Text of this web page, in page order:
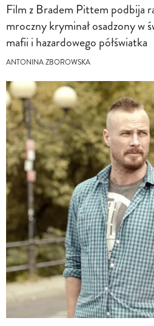
Film z Bradem Pittem podbija
mroczny kryminał osadzony w
mafii i hazardowego półświatka
ANTONINA ZBOROWSKA